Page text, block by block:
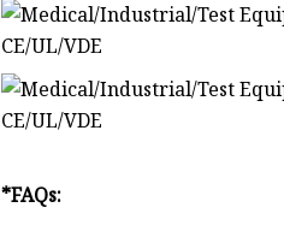
*FAQs: